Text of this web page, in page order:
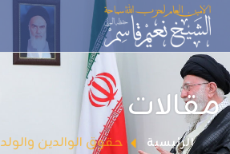
مقالات
الرئيسية حقوق الوالدين والولد